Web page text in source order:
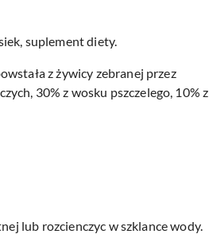
suplement diety.
z żywicy zebranej przez
30% z wosku pszczelego, 10% z
lub rozcienczyc w szklance wody.